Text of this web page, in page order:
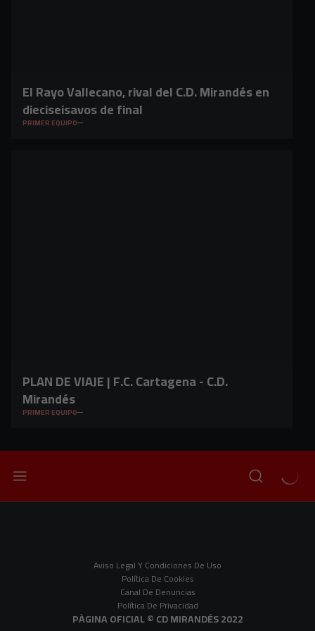
El Rayo Vallecano, rival del C.D. Mirandés en
dieciseisavos de final
PRIMER EQUIPO
PLAN DE VIAJE | F.C. Cartagena - C.D.
Mirandés
PRIMER EQUIPO
Aviso Legal Y Condiciones De Uso
Política De Cookies
Canal De Denuncias
Política De Privacidad
PÀGINA OFICIAL © CD MIRANDÉS 2022